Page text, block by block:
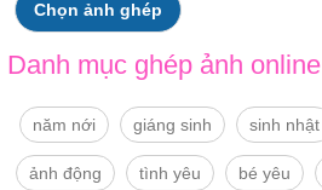
Chọn ảnh ghép
Danh mục ghép ảnh online
năm nới giáng sinh sinh nhật
ảnh động tình yêu bé yêu